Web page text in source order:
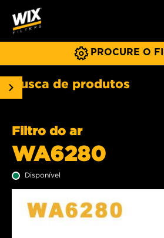
PROCURE O
Busca de produtos
Filtro do ar
WA6280
Disponível